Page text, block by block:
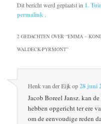
Dit bericht werd geplaatst in 1.
permalink .
2 GEDACHTEN OVER “EMMA –
WALDECK-PYRMONT”
Henk van der Eijkop28 juni
Jacob Boreel Jansz. kan
hebben opgericht ter ere
om de eenvoudige reden